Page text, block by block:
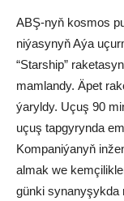
ABŞ-nyň kos­mos
ni­ýa­sy­nyň Aýa
“Stars­hip”
mam­lan­dy. Äpet
ýa­ryl­dy. Uçuş 90
uçuş tap­gy­ryn­da
Kom­pa­ni­ýa­nyň
al­mak we
gün­ki